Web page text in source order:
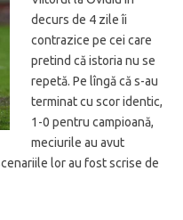
decurs de 4 zile îi
contrazice pe cei care
pretind că istoria nu se
repetă. Pe lîngă că s-au
terminat cu scor identic,
1-0 pentru campioană,
meciurile au avut
lor au fost scrise de